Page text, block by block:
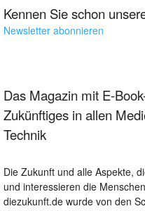
Kennen Sie schon
Newsletter abonnieren
Das Magazin mit E-
Zukünftiges in allen
Technik
Die Zukunft und alle Aspekte,
und interessieren die
diezukunft.de wurde von den